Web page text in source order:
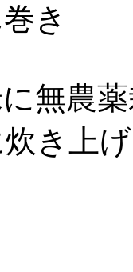
き
無農
き上